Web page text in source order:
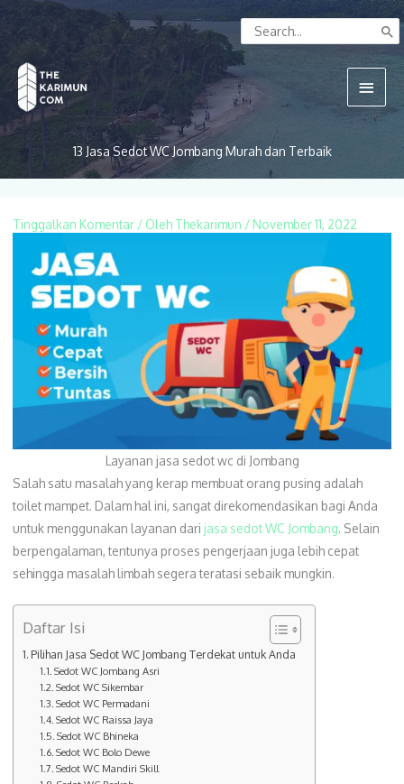
ke
Search
for:
Menu
13 Jasa Sedot WC Jombang Murah dan Terbaik
Tinggalkan Komentar / Oleh Thekarimun / November 11, 2022
Layanan jasa sedot wc di Jombang
Salah satu masalah yang kerap membuat orang pusing adalah
toilet mampet. Dalam hal ini, sangat direkomendasikan bagi Anda
untuk menggunakan layanan dari jasa sedot WC Jombang. Selain
berpengalaman, tentunya proses pengerjaan juga lebih cepat
sehingga masalah limbah segera teratasi sebaik mungkin.
Daftar Isi
Pilihan Jasa Sedot WC Jombang Terdekat untuk Anda
Sedot WC Jombang Asri
Sedot WC Sikembar
Sedot WC Permadani
Sedot WC Raissa Jaya
Sedot WC Bhineka
Sedot WC Bolo Dewe
Sedot WC Mandiri Skill